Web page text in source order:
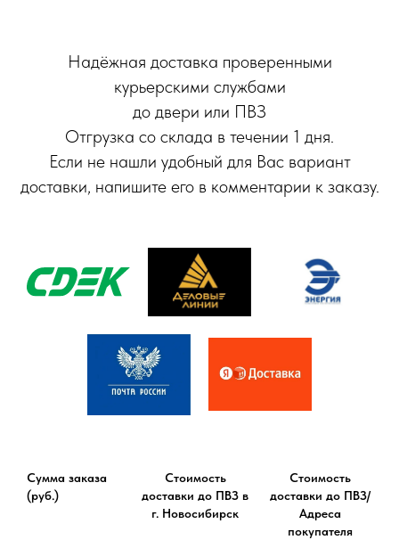
Надёжная доставка проверенными
курьерскими службами
до двери или ПВЗ
Отгрузка со склада в течении 1 дня.
Если не нашли удобный для Вас вариант
доставки, напишите его в комментарии к заказу.
Сумма заказа
(руб.)
Стоимость
доставки до ПВЗ в
г. Новосибирск
Стоимость
доставки до ПВЗ/
Адреса
покупателя